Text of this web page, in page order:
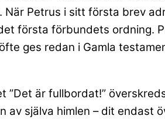
Petrus i sitt första brev
första förbundets ordning.
ges redan i Gamla
är fullbordat!”
av själva himlen – dit endast